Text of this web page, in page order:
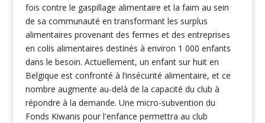
fois contre le gaspillage alimentaire et la faim au sein
de sa communauté en transformant les surplus
alimentaires provenant des fermes et des entreprises
en colis alimentaires destinés à environ 1 000 enfants
dans le besoin. Actuellement, un enfant sur huit en
Belgique est confronté à l’insécurité alimentaire, et ce
nombre augmente au-delà de la capacité du club à
répondre à la demande. Une micro-subvention du
Fonds Kiwanis pour l'enfance permettra au club